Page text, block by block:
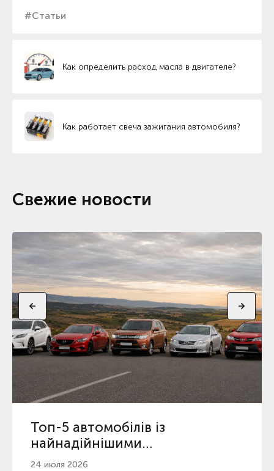
#Статьи
Как определить расход масла в двигателе?
Как работает свеча зажигания автомобиля?
Свежие новости
Топ-5 автомобілів із
найнадійнішими
автоматичними коробками
24 июля 2026